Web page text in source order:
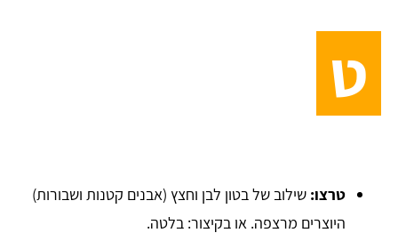
ט
טרצו: שילוב של בטון לבן וחצץ (אבנים קטנות ושבורות)
היוצרים מרצפה. או בקיצור: בלטה.